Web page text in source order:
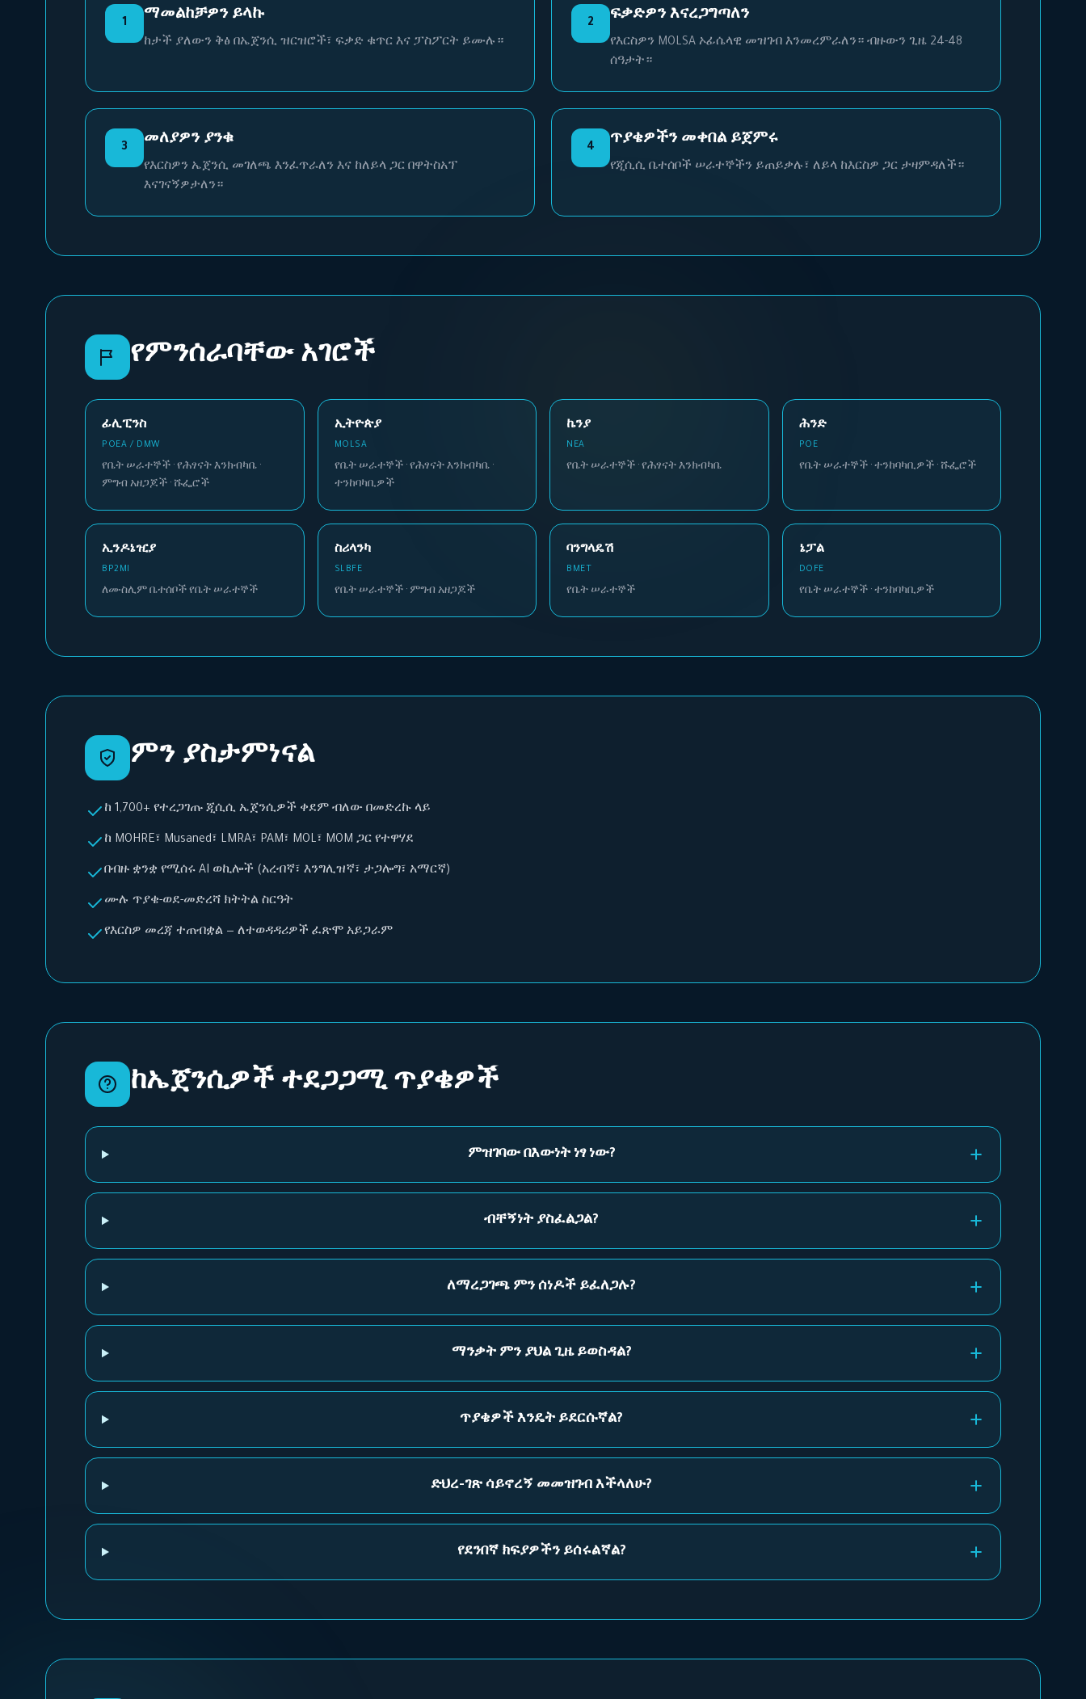
1 ማመልከቻዎን ይላኩ
ከታች ያለውን ቅፅ በኤጀንሲ ዝርዝሮች፣ ፍቃድ ቁጥር እና ፓስፖርት ይሙሉ።
2 ፍቃድዎን እናረጋግጣለን
የእርስዎን MOLSA ኦፊሴላዊ መዝገብ እንመረምራለን። ብዙውን ጊዜ 24-48
ሰዓታት።
3 መለያዎን ያንቁ
የእርስዎን ኤጀንሲ መገለጫ እንፈጥራለን እና ከለይላ ጋር በዋትስአፕ
እናገናኝዎታለን።
4 ጥያቄዎችን መቀበል ይጀምሩ
የጂሲሲ ቤተሰቦች ሠራተኞችን ይጠይቃሉ፣ ለይላ ከእርስዎ ጋር ታዛምዳለች።
የምንሰራባቸው አገሮች
ፊሊፒንስ
POEA / DMW
የቤት ሠራተኞች · የሕፃናት እንክብካቤ ·
ምግብ አዘጋጆች · ሹፌሮች
ኢትዮጵያ
MOLSA
የቤት ሠራተኞች · የሕፃናት እንክብካቤ ·
ተንከባካቢዎች
ኬንያ
NEA
የቤት ሠራተኞች · የሕፃናት እንክብካቤ
ሕንድ
POE
የቤት ሠራተኞች · ተንከባካቢዎች · ሹፌሮች
ኢንዶኔዢያ
BP2MI
ለሙስሊም ቤተሰቦች የቤት ሠራተኞች
ስሪላንካ
SLBFE
የቤት ሠራተኞች · ምግብ አዘጋጆች
ባንግላዴሽ
BMET
የቤት ሠራተኞች
ኔፓል
DOFE
የቤት ሠራተኞች · ተንከባካቢዎች
ምን ያስታምነናል
ከ 1,700+ የተረጋገጡ ጂሲሲ ኤጀንሲዎች ቀደም ብለው በመድረኩ ላይ
ከ MOHRE፣ Musaned፣ LMRA፣ PAM፣ MOL፣ MOM ጋር የተዋሃደ
በብዙ ቋንቋ የሚሰሩ AI ወኪሎች (አረብኛ፣ እንግሊዝኛ፣ ታጋሎግ፣ አማርኛ)
ሙሉ ጥያቄ-ወደ-መድረሻ ክትትል ስርዓት
የእርስዎ መረጃ ተጠብቋል — ለተወዳዳሪዎች ፈጽሞ አይጋራም
ከኤጀንሲዎች ተደጋጋሚ ጥያቄዎች
ምዝገባው በእውነት ነፃ ነው?
ብቸኝነት ያስፈልጋል?
ለማረጋገጫ ምን ሰነዶች ይፈለጋሉ?
ማንቃት ምን ያህል ጊዜ ይወስዳል?
ጥያቄዎች እንዴት ይደርሱኛል?
ድህረ-ገጽ ሳይኖረኝ መመዝገብ እችላለሁ?
የደንበኛ ክፍያዎችን ይሰሩልኛል?